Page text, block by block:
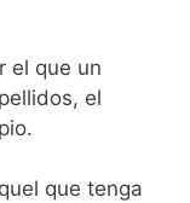
el que un
el
que tenga